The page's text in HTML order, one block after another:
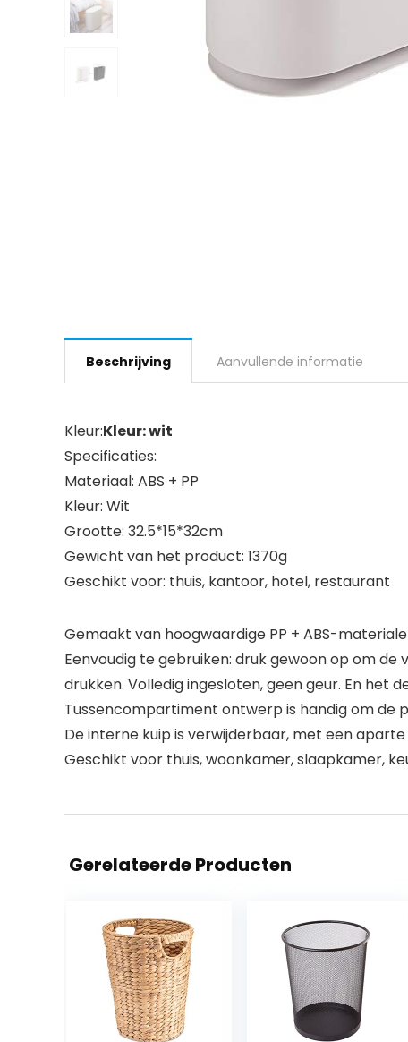
Beschrijving Aanvullende informatie
Kleur:Kleur: wit
Specificaties:
Materiaal: ABS + PP
Kleur: Wit
Grootte: 32.5*15*32cm
Gewicht van het product: 1370g
Geschikt voor: thuis, kantoor, hotel, restaurant
Gemaakt van hoogwaardige PP + ABS-
Eenvoudig te gebruiken: druk gewoon op om
drukken. Volledig ingesloten, geen geur. En het
Tussencompartiment ontwerp is handig om de
De interne kuip is verwijderbaar, met een
Geschikt voor thuis, woonkamer, slaapkamer,
Gerelateerde Producten